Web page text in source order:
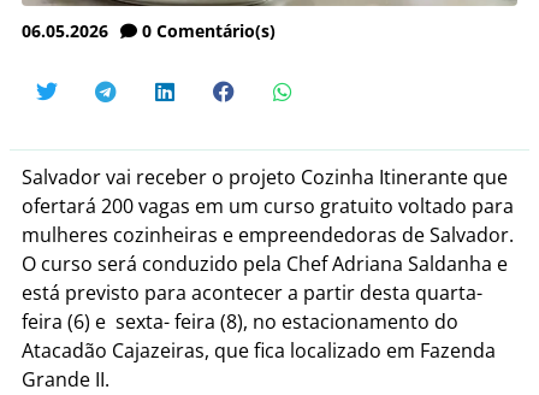
06.05.2026 0 Comentário(s)
Salvador vai receber o projeto Cozinha Itinerante que
ofertará 200 vagas em um curso gratuito voltado para
mulheres cozinheiras e empreendedoras de Salvador.
O curso será conduzido pela Chef Adriana Saldanha e
está previsto para acontecer a partir desta quarta-
feira (6) e sexta- feira (8), no estacionamento do
Atacadão Cajazeiras, que fica localizado em Fazenda
Grande II.